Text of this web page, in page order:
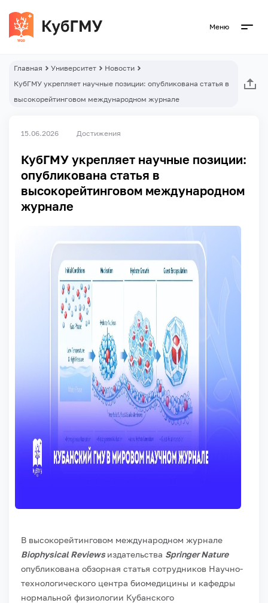
Меню
Главная Университет
Новости
КубГМУ укрепляет научные позиции: опубликована статья в
высокорейтинговом международном журнале
15.06.2026 Достижения
КубГМУ укрепляет научные позиции:
опубликована статья в
высокорейтинговом международном
журнале
В высокорейтинговом международном журнале
Biophysical Reviewsиздательства Springer Nature
опубликована обзорная статья сотрудников Научно-
технологического центра биомедицины и кафедры
нормальной физиологии Кубанского